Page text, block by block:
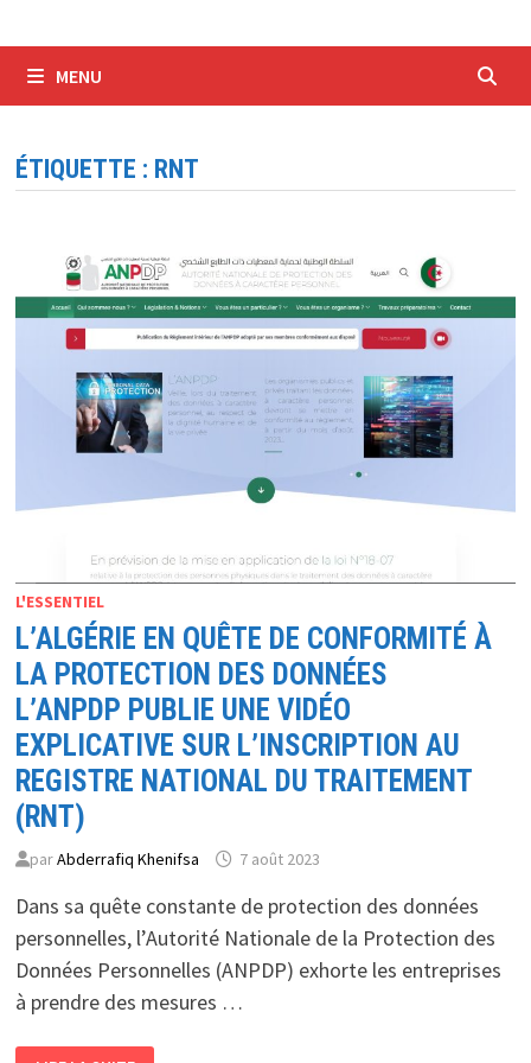
MENU
ÉTIQUETTE : RNT
L'ESSENTIEL
L’ALGÉRIE EN QUÊTE DE CONFORMITÉ À
LA PROTECTION DES DONNÉES
L’ANPDP PUBLIE UNE VIDÉO
EXPLICATIVE SUR L’INSCRIPTION AU
REGISTRE NATIONAL DU TRAITEMENT
(RNT)
parAbderrafiq Khenifsa 7 août 2023
Dans sa quête constante de protection des données
personnelles, l’Autorité Nationale de la Protection des
Données Personnelles (ANPDP) exhorte les entreprises
à prendre des mesures …